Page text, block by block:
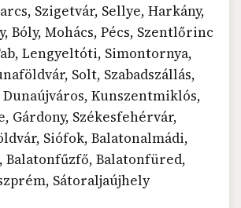
Szigetvár, Sellye, Harkány,
Bóly, Mohács, Pécs, Szentlőrinc
Lengyeltóti, Simontornya,
Solt, Szabadszállás,
Dunaújváros, Kunszentmiklós,
Gárdony, Székesfehérvár,
Siófok, Balatonalmádi,
Balatonfűzfő, Balatonfüred,
Sátoraljaújhely